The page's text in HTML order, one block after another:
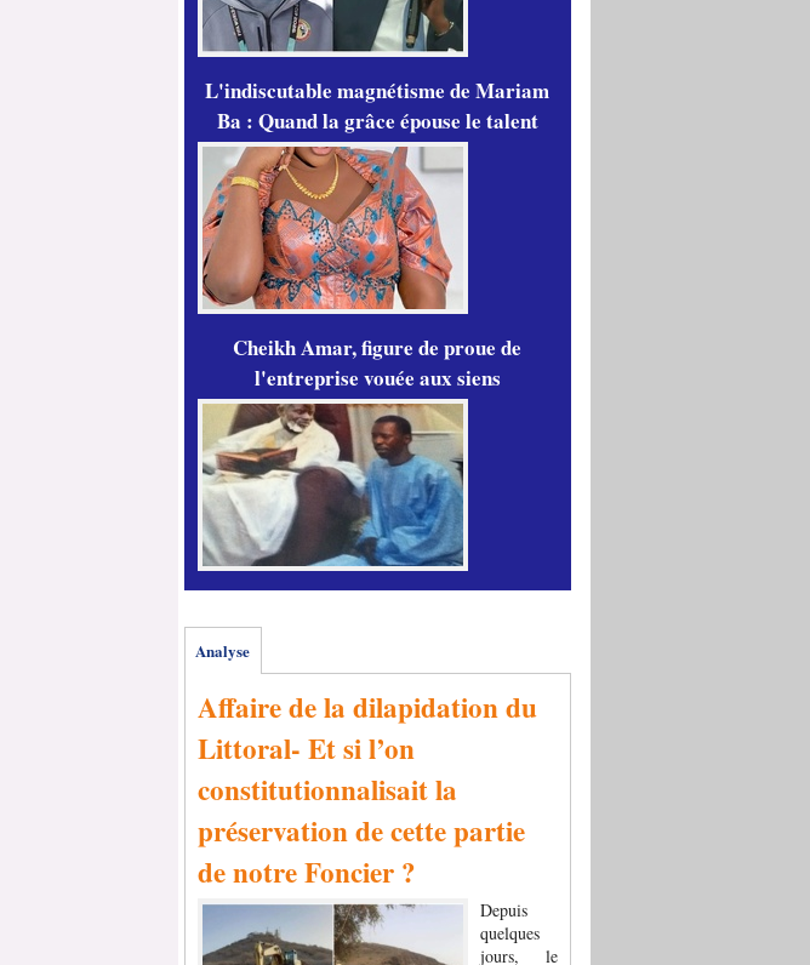
L'indiscutable magnétisme de Mariam
Ba : Quand la grâce épouse le talent
Cheikh Amar, figure de proue de
l'entreprise vouée aux siens
Analyse
Affaire de la dilapidation du
Littoral- Et si l’on
constitutionnalisait la
préservation de cette partie
de notre Foncier ?
Depuis
quelques
jours, le